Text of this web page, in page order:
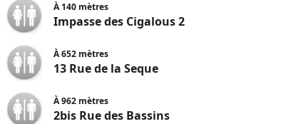
À140 mètres
Impasse des Cigalous 2
À652 mètres
13 Rue de la Seque
À962 mètres
2bis Rue des Bassins